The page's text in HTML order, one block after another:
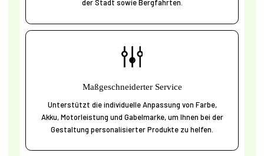
der Stadt sowie Bergfahrten.
Maßgeschneiderter Service
Unterstützt die individuelle Anpassung von Farbe,
Akku, Motorleistung und Gabelmarke, um Ihnen bei der
Gestaltung personalisierter Produkte zu helfen.